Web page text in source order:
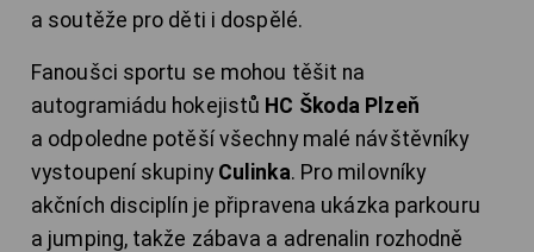
a soutěže pro děti i dospělé.
Fanoušci sportu se mohou těšit na
autogramiádu hokejistů HC Škoda Plzeň
a odpoledne potěší všechny malé návštěvníky
vystoupení skupiny Culinka. Pro milovníky
akčních disciplín je připravena ukázka parkouru
a jumping, takže zábava a adrenalin rozhodně